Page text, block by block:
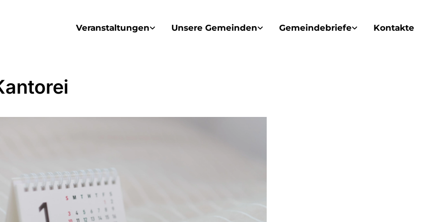
Veranstaltungen Unsere Gemeinden Gemeindebriefe Kontakte